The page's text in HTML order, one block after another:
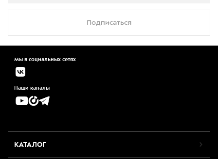
Подписаться
Мы в социальных сетях
Наши каналы
КАТАЛОГ